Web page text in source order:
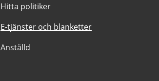
Hitta politiker
E-tjänster och blanketter
Anställd